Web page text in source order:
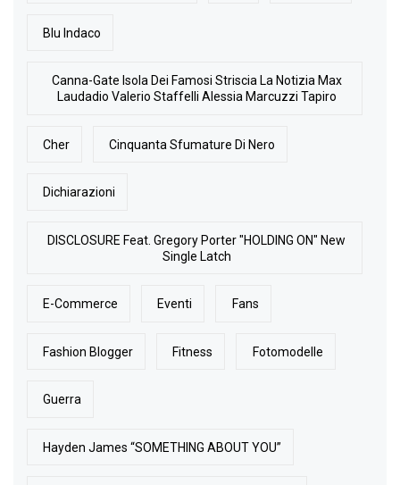
Blu Indaco
Canna-Gate Isola Dei Famosi Striscia La Notizia Max
Laudadio Valerio Staffelli Alessia Marcuzzi Tapiro
Cher Cinquanta Sfumature Di Nero
Dichiarazioni
DISCLOSURE Feat. Gregory Porter "HOLDING ON" New
Single Latch
E-Commerce Eventi Fans
Fashion Blogger Fitness Fotomodelle
Guerra
Hayden James “SOMETHING ABOUT YOU”